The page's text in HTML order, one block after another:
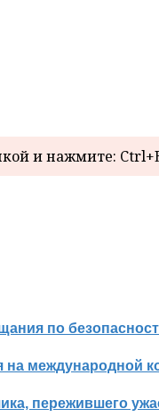
и нажмите:
по
на международной
пережившего